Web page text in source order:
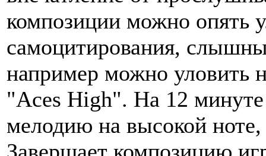
композиции можно опять
самоцитирования,
например можно уловить
"Aces High". На 12
мелодию на высокой